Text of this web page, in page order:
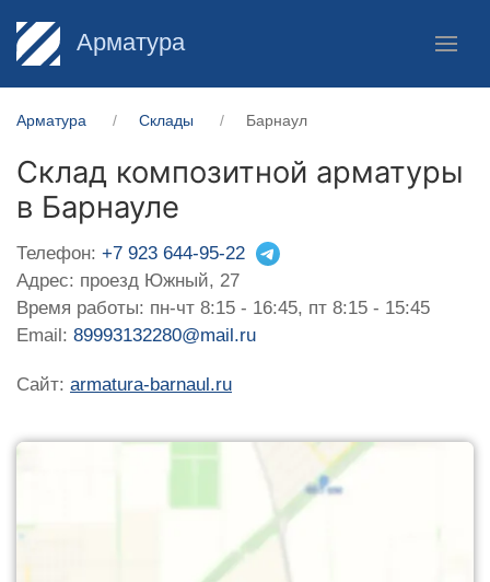
Арматура
Арматура Склады Барнаул
Склад композитной арматуры
в Барнауле
Телефон: +7 923 644-95-22
Адрес: проезд Южный, 27
Время работы: пн-чт 8:15 - 16:45, пт 8:15 - 15:45
Email: 89993132280@mail.ru
Сайт: armatura-barnaul.ru